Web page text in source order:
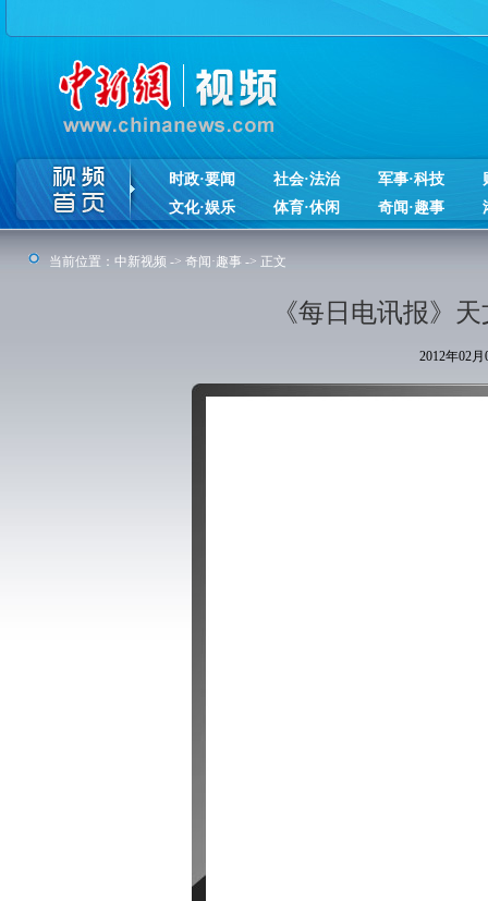
时政·要闻 社会·法治 军事·科技
文化·娱乐
体育·休闲 奇闻·趣事
当前位置： 中新视频 -> 奇闻·趣事 -> 正文
《每日电讯报》
2012年02